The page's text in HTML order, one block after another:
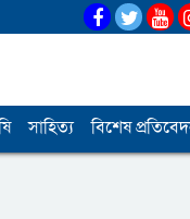
সাহিত্য বিশেষ